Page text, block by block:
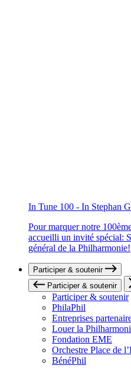
In Tune 100 - In Stephan
Pour marquer notre
accueilli un invité spécial:
général de la Philharmonie!
Participer & soutenir
Participer & soutenir
Participer & soutenir
PhilaPhil
Entreprises
Louer la
Fondation EME
Orchestre Place de
BénéPhil